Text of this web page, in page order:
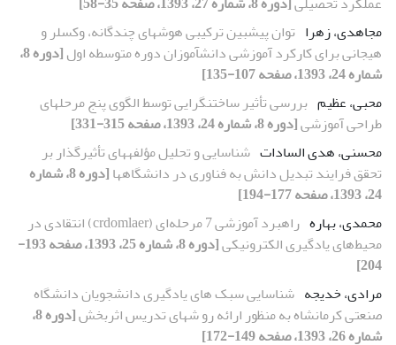
مجاهدی، زهرا توان پیشبین ترکیبی هوشهای چندگانه، وکسلر و
هیجانی برای کارکرد آموزشی دانشآموزان دوره متوسطه اول
[دوره 8،
شماره 24، 1393، صفحه 107-135]
محبی، عظیم بررسی تأثیر ساختنگرایی توسط الگوی پنج مرحلهای
طراحی آموزشی[دوره 8، شماره 24، 1393، صفحه 315-331]
محسنی، هدی السادات شناسایی و تحلیل مؤلفههای تأثیرگذار بر
تحقق فرایند تبدیل دانش به فناوری در دانشگاهها
[دوره 8، شماره
24، 1393، صفحه 177-194]
محمدی، بهاره
راهبرد آموزشی 7 مرحله‌ای (crdomlaer) انتقادی در
محیط‌های یادگیری الکترونیکی
[دوره 8، شماره 25، 1393، صفحه 193-
204]
مرادی، خدیجه شناسایی سبک های یادگیری دانشجویان دانشگاه
صنعتی کرمانشاه به منظور ارائه رو شهای تدریس اثربخش
[دوره 8،
شماره 26، 1393، صفحه 149-172]